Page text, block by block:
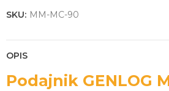
SKU: MM-MC-90
OPIS
Podajnik GENLOG